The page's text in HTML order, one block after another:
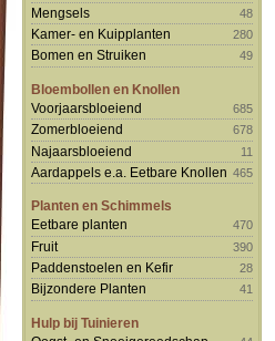
Mengsels 48
Kamer- en Kuipplanten 280
Bomen en Struiken 49
Bloembollen en Knollen
Voorjaarsbloeiend
685
Zomerbloeiend 678
Najaarsbloeiend 11
Aardappels e.a. Eetbare Knollen 465
Planten en Schimmels
Eetbare planten
470
Fruit 390
Paddenstoelen en Kefir 28
Bijzondere Planten 41
Hulp bij Tuinieren